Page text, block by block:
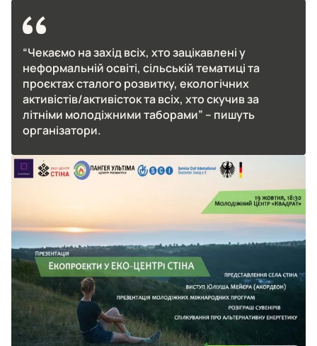
“Чекаємо на захід всіх, хто зацікавлені у
неформальній освіті, сільській тематиці та
проєктах сталого розвитку, екологічних
активістів/активісток та всіх, хто скучив за
літніми молодіжними таборами” – пишуть
організатори.